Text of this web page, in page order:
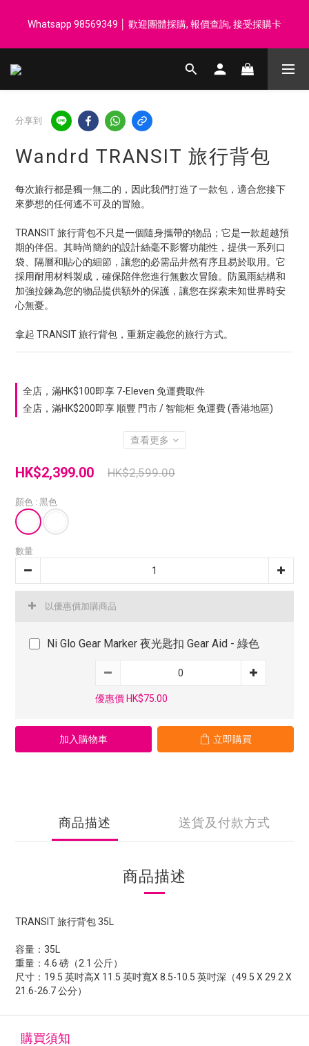
汗毛巾 韓國制 送完即止
Whatsapp 98569349 │ 歡迎團體採購, 報價查詢, 接受採購卡
登記會員享每$50回贈$1 │ 滿HK$899 送 N-rit Campack Towel 吸
分享到
Wandrd TRANSIT 旅行背包
每次旅行都是獨一無二的，因此我們打造了一款包，適合您接下
來夢想的任何遙不可及的冒險。
TRANSIT 旅行背包不只是一個隨身攜帶的物品；它是一款超越預
期的伴侶。其時尚簡約的設計絲毫不影響功能性，提供一系列口
袋、隔層和貼心的細節，讓您的必需品井然有序且易於取用。它
採用耐用材料製成，確保陪伴您進行無數次冒險。防風雨結構和
加強拉鍊為您的物品提供額外的保護，讓您在探索未知世界時安
心無憂。
拿起 TRANSIT 旅行背包，重新定義您的旅行方式。
全店，滿HK$100即享 7-Eleven 免運費取件
全店，滿HK$200即享 順豐 門市 / 智能柜 免運費 (香港地區)
查看更多
HK$2,399.00 HK$2,599.00
顏色 : 黑色
數量
以優惠價加購商品
Ni Glo Gear Marker 夜光匙扣 Gear Aid - 綠色
優惠價 HK$75.00
加入購物車 立即購買
商品描述 送貨及付款方式
商品描述
TRANSIT 旅行背包 35L
容量：35L
重量：4.6 磅（2.1 公斤）
尺寸：19.5 英吋高X 11.5 英吋寬X 8.5-10.5 英吋深（49.5 X 29.2 X
21.6-26.7 公分）
購買須知